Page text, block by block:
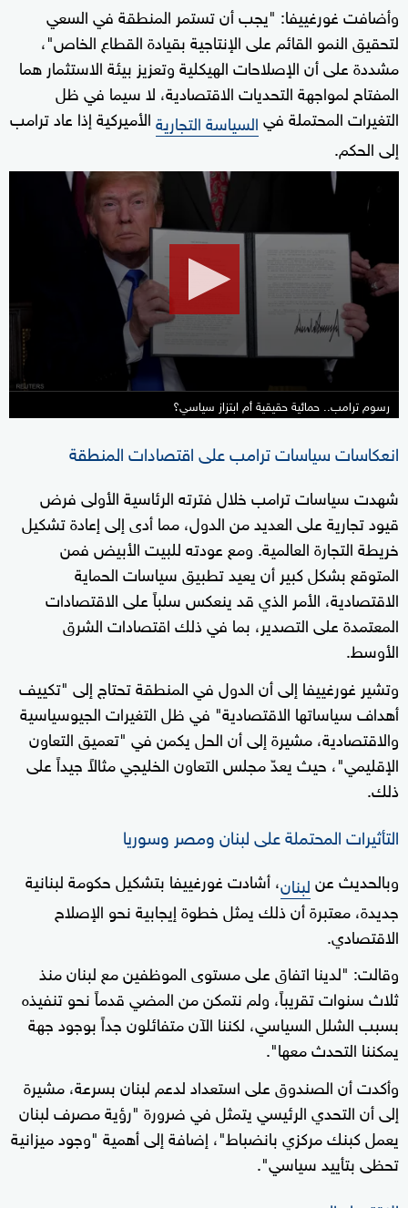
وأضافت غورغييفا: "يجب أن تستمر المنطقة في السعي
لتحقيق النمو القائم على الإنتاجية بقيادة القطاع الخاص"،
مشددة على أن الإصلاحات الهيكلية وتعزيز بيئة الاستثمار هما
المفتاح لمواجهة التحديات الاقتصادية، لا سيما في ظل
التغيرات المحتملة فيالسياسة التجاريةالأميركية إذا عاد ترامب
إلى الحكم.
رسوم ترامب.. حمائية حقيقية أم ابتزاز سياسي؟
انعكاسات سياسات ترامب على اقتصادات المنطقة
شهدت سياسات ترامب خلال فترته الرئاسية الأولى فرض
قيود تجارية على العديد من الدول، مما أدى إلى إعادة تشكيل
خريطة التجارة العالمية. ومع عودته للبيت الأبيض فمن
المتوقع بشكل كبير أن يعيد تطبيق سياسات الحماية
الاقتصادية، الأمر الذي قد ينعكس سلباً على الاقتصادات
المعتمدة على التصدير، بما في ذلك اقتصادات الشرق
الأوسط.
وتشير غورغييفا إلى أن الدول في المنطقة تحتاج إلى "تكييف
أهداف سياساتها الاقتصادية" في ظل التغيرات الجيوسياسية
والاقتصادية، مشيرة إلى أن الحل يكمن في "تعميق التعاون
الإقليمي"، حيث يعدّ مجلس التعاون الخليجي مثالاً جيداً على
ذلك.
التأثيرات المحتملة على لبنان ومصر وسوريا
وبالحديث عنلبنان، أشادت غورغييفا بتشكيل حكومة لبنانية
جديدة، معتبرة أن ذلك يمثل خطوة إيجابية نحو الإصلاح
الاقتصادي.
وقالت: "لدينا اتفاق على مستوى الموظفين مع لبنان منذ
ثلاث سنوات تقريباً، ولم نتمكن من المضي قدماً نحو تنفيذه
بسبب الشلل السياسي، لكننا الآن متفائلون جداً بوجود جهة
يمكننا التحدث معها".
وأكدت أن الصندوق على استعداد لدعم لبنان بسرعة، مشيرة
إلى أن التحدي الرئيسي يتمثل في ضرورة "رؤية مصرف لبنان
يعمل كبنك مركزي بانضباط"، إضافة إلى أهمية "وجود ميزانية
تحظى بتأييد سياسي".